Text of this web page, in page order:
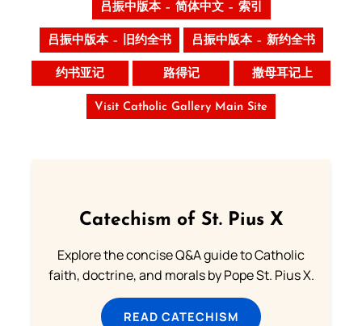
吕振中版本 – 简体中文 – 索引
吕振中版本 – 旧约全书 吕振中版本 – 新约全书
约书亚记 路得记 撒母耳记上
Visit Catholic Gallery Main Site
Catechism of St. Pius X
Explore the concise Q&A guide to Catholic
faith, doctrine, and morals by Pope St. Pius X.
READ CATECHISM